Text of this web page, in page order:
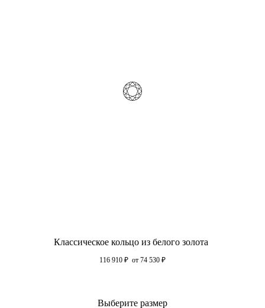
Классическое кольцо из белого золота
116 910 ₽ от 74 530 ₽
Выберите размер